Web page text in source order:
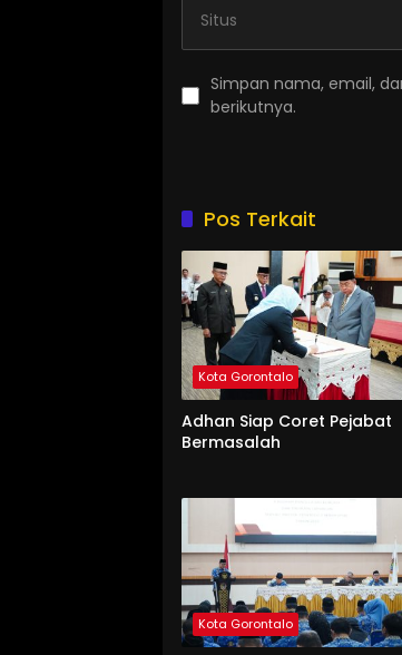
Simpan nama, email,
berikutnya.
Pos Terkait
Kota Gorontalo
Adhan Siap Coret Pejabat
Bermasalah
Kota Gorontalo